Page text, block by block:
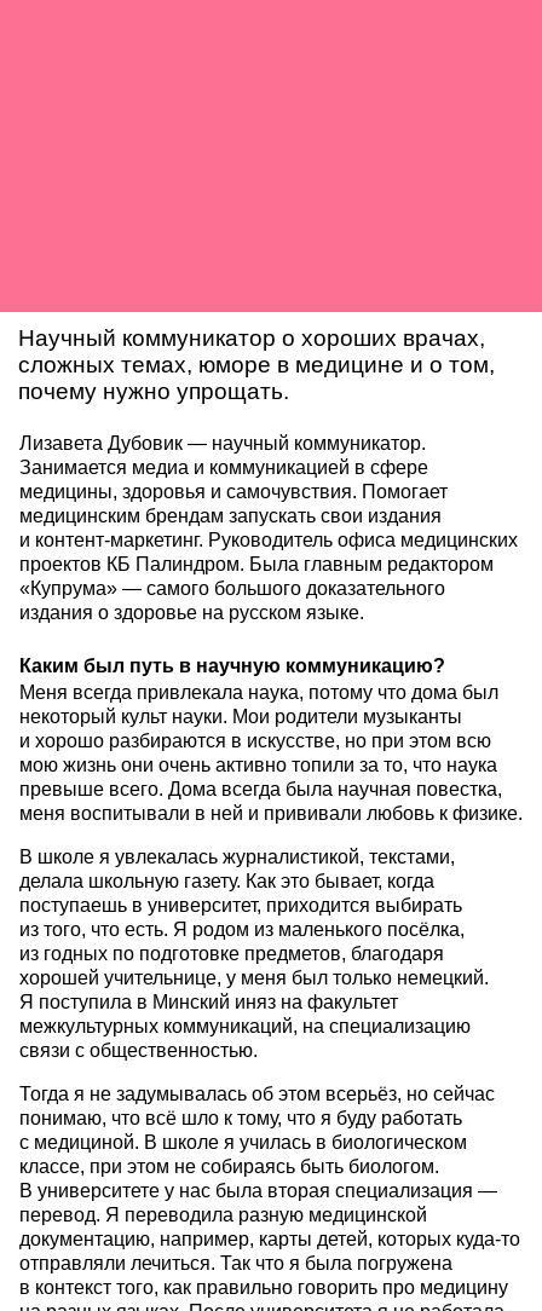
Научный коммуникатор о хороших врачах,
сложных темах, юморе в медицине и о том,
почему нужно упрощать.
Лизавета Дубовик — научный коммуникатор.
Занимается медиа и коммуникацией в сфере
медицины, здоровья и самочувствия. Помогает
медицинским брендам запускать свои издания
и контент-маркетинг. Руководитель офиса медицинских
проектов КБ Палиндром. Была главным редактором
«Купрума» — самого большого доказательного
издания о здоровье на русском языке.
Каким был путь в научную коммуникацию?
Меня всегда привлекала наука, потому что дома был
некоторый культ науки. Мои родители музыканты
и хорошо разбираются в искусстве, но при этом всю
мою жизнь они очень активно топили за то, что наука
превыше всего. Дома всегда была научная повестка,
меня воспитывали в ней и прививали любовь к физике.
В школе я увлекалась журналистикой, текстами,
делала школьную газету. Как это бывает, когда
поступаешь в университет, приходится выбирать
из того, что есть. Я родом из маленького посёлка,
из годных по подготовке предметов, благодаря
хорошей учительнице, у меня был только немецкий.
Я поступила в Минский иняз на факультет
межкультурных коммуникаций, на специализацию
связи с общественностью.
Тогда я не задумывалась об этом всерьёз, но сейчас
понимаю, что всё шло к тому, что я буду работать
с медициной. В школе я училась в биологическом
классе, при этом не собираясь быть биологом.
В университете у нас была вторая специализация —
перевод. Я переводила разную медицинской
документацию, например, карты детей, которых куда-то
отправляли лечиться. Так что я была погружена
в контекст того, как правильно говорить про медицину